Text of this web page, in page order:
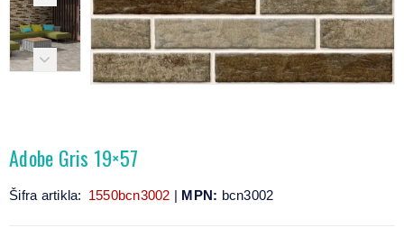
Adobe Gris 19×57
Šifra artikla: 1550bcn3002 | MPN: bcn3002